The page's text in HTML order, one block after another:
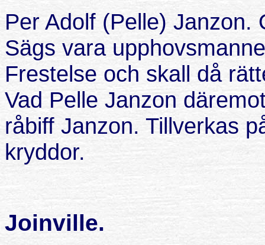
Per Adolf (Pelle) Janzon.
Sägs vara
Frestelse och skall då
Vad Pelle Janzon
råbiff Janzon. Tillverkas
kryddor.
Joinville.